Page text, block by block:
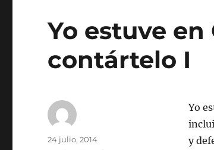
Yo estuve
contártelo I
Yo
y
Autor
Publicado
24 julio, 2014